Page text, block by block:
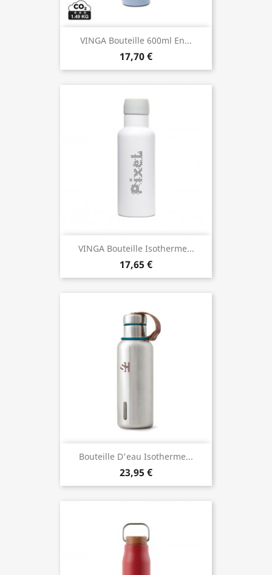
VINGA Bouteille 600ml En...
17,70 €
VINGA Bouteille Isotherme...
17,65 €
Bouteille D'eau Isotherme...
23,95 €